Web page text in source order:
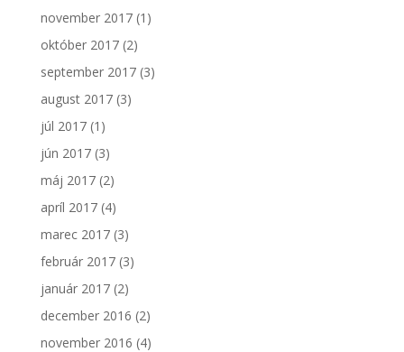
november 2017(1)
október 2017(2)
september 2017(3)
august 2017(3)
júl 2017(1)
jún 2017(3)
máj 2017(2)
apríl 2017(4)
marec 2017(3)
február 2017(3)
január 2017(2)
december 2016 (2)
november 2016 (4)